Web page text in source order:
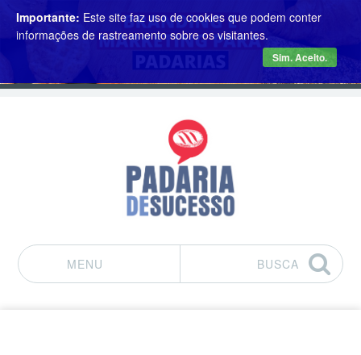
MENU
BUSCA
Importante: Este site faz uso de cookies que podem conter
informações de rastreamento sobre os visitantes.
Sim. Aceito.